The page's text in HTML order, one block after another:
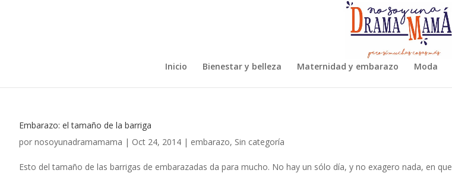
Inicio Bienestar y belleza Maternidad y embarazo Moda
Embarazo: el tamaño de la barriga
por nosoyunadramamama | Oct 24, 2014 | embarazo, Sin categoría
Esto del tamaño de las barrigas de embarazadas da para mucho. No hay un sólo día, y no exagero nada, en que